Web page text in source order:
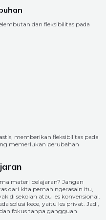
dan fleksibilitas pada
memberikan fleksibilitas pada
memerlukan perubahan
materi pelajaran? Jangan
dari kita pernah ngerasain itu,
di sekolah atau les konvensional.
solusi kece, yaitu les privat. Jadi,
fokus tanpa gangguan.